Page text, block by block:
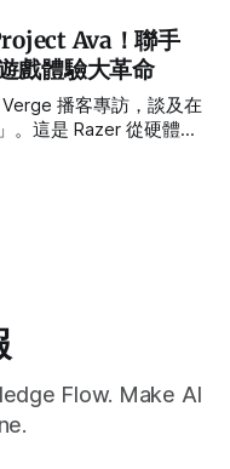
Ava！聯手
戲體驗大革命
播客專訪，談及在
。這是 Razer 從硬體製
Flow. Make AI